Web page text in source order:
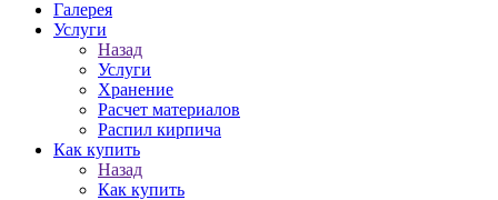
Галерея
Услуги
Назад
Услуги
Хранение
Расчет материалов
Распил кирпича
Как купить
Назад
Как купить